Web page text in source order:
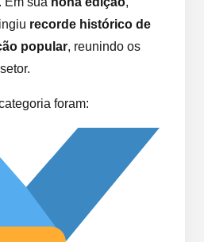
recorde histórico de
popular, reunindo os
foram: